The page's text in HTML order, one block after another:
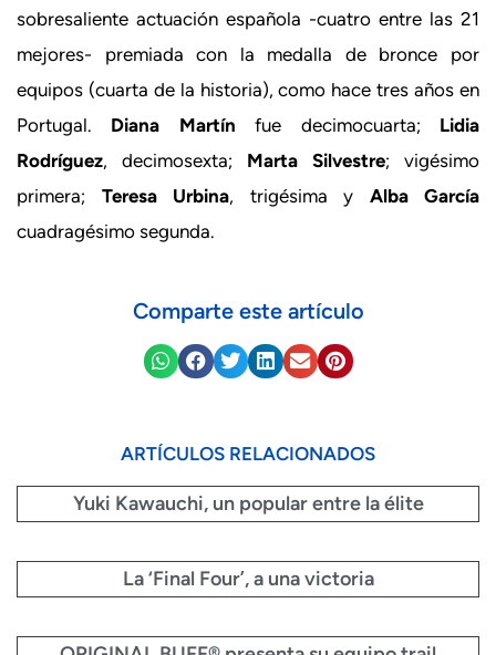
sobresaliente actuación española -cuatro entre las 21
mejores- premiada con la medalla de bronce por
equipos (cuarta de la historia), como hace tres años en
Portugal. Diana Martín fue decimocuarta; Lidia
Rodríguez, decimosexta; Marta Silvestre; vigésimo
primera; Teresa Urbina, trigésima y Alba García
cuadragésimo segunda.
Comparte este artículo
ARTÍCULOS RELACIONADOS
Yuki Kawauchi, un popular entre la élite
La ‘Final Four’, a una victoria